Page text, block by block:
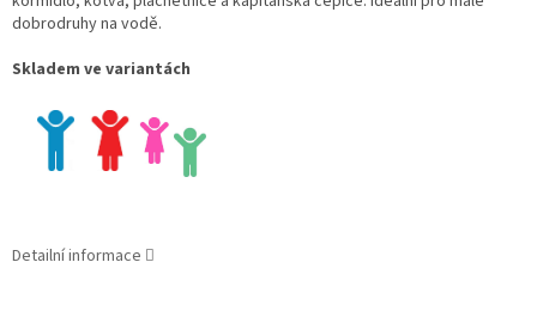
dobrodruhy na vodě.
Skladem ve variantách
Detailní informace